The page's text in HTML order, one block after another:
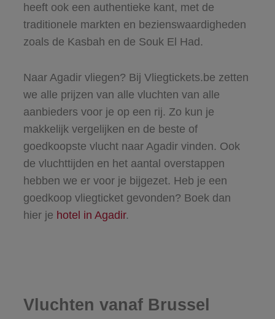
heeft ook een authentieke kant, met de
traditionele markten en bezienswaardigheden
zoals de Kasbah en de Souk El Had.
Naar Agadir vliegen? Bij Vliegtickets.be zetten
we alle prijzen van alle vluchten van alle
aanbieders voor je op een rij. Zo kun je
makkelijk vergelijken en de beste of
goedkoopste vlucht naar Agadir vinden. Ook
de vluchttijden en het aantal overstappen
hebben we er voor je bijgezet. Heb je een
goedkoop vliegticket gevonden? Boek dan
hierje hotel in Agadir.
Vluchten vanaf Brussel